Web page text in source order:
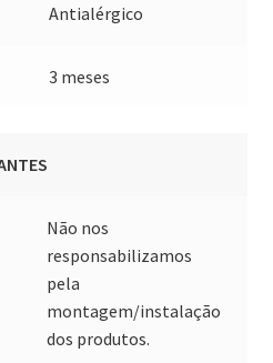
Antialérgico
3 meses
Não nos
responsabilizamos
pela
montagem/instalação
dos produtos.